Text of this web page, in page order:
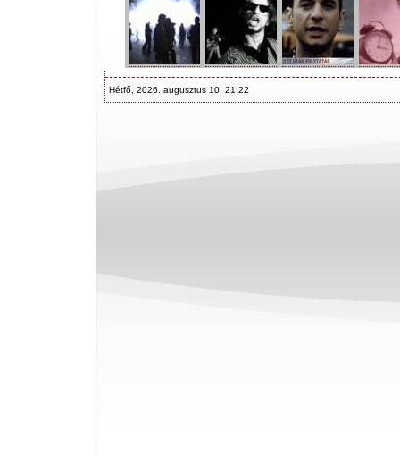
Hétfő, 2026. augusztus 10. 21:22